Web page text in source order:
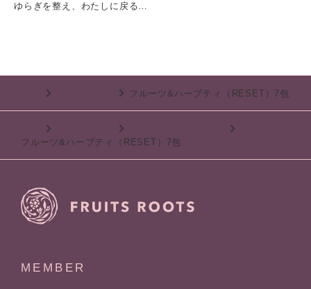
ゆらぎを整え、わたしに戻る一杯。果実と花のやさしさで整える“バランスブレンド”りんごやグレープのやさしい甘みに、パイナップルの軽やかさを重ね、リンデンやオレンジフラワー、ジャーマンカモミールなどの花のハーブをブレンドしたフルーツ＆ハーブティ「BALANCE」。ほのかなジンジャーの温もりとともに、心と体の緊張をやわらかくほどき、ゆらぎがちな日々を穏やかに整えます。忙しい毎日の中で、自分をリセットしすぎず、整える。そんな“ニュートラルな心地よさ”を届ける一杯です。容量：5g×7包賞味期限：製造日から１年半
フルーツ&ハーブティ（RESET）7包
フルーツ&ハーブティ（RESET）7包
MEMBER